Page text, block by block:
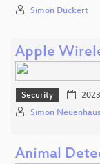
Simon Dückert
Apple
Security
Simon
Animal